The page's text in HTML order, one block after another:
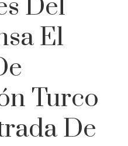
Del
El
Turco
De